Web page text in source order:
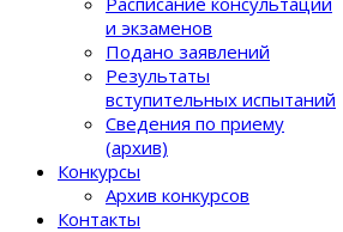
и экзаменов
Подано заявлений
Результаты
вступительных испытаний
Сведения по приему
(архив)
Конкурсы
Архив конкурсов
Контакты